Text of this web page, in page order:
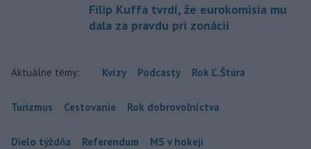
Filip Kuffa tvrdí, že eurokomisia mu
dala za pravdu pri zonácii
Aktuálne témy: Kvízy Podcasty Rok Ľ.Štúra
Turizmus Cestovanie Rok dobrovoľníctva
Dielo týždňa Referendum MS v hokeji